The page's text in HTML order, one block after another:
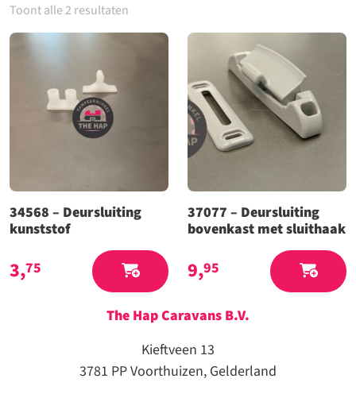
Toont alle 2 resultaten
34568 – Deursluiting
kunststof
3,75
37077 – Deursluiting
bovenkast met sluithaak
9,95
The Hap Caravans B.V.
Kieftveen 13
3781 PP Voorthuizen, Gelderland